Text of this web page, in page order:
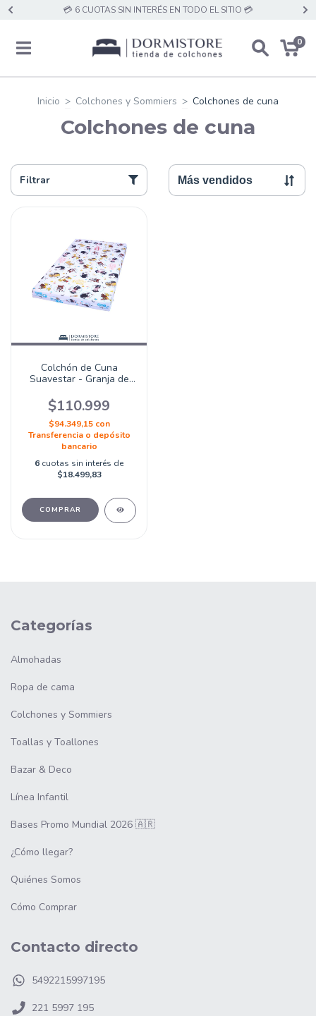
💳 6 CUOTAS SIN INTERÉS EN TODO EL SITIO 💳
0
Inicio > Colchones y Sommiers > Colchones de cuna
Colchones de cuna
Filtrar
Colchón de Cuna
Suavestar - Granja de
$110.999
$94.349,15 con
Transferencia o depósito
bancario
6 cuotas sin interés de
$18.499,83
COMPRAR
Categorías
Almohadas
Ropa de cama
Colchones y Sommiers
Toallas y Toallones
Bazar & Deco
Línea Infantil
Bases Promo Mundial 2026 🇦🇷
¿Cómo llegar?
Quiénes Somos
Cómo Comprar
Contacto directo
5492215997195
221 5997 195